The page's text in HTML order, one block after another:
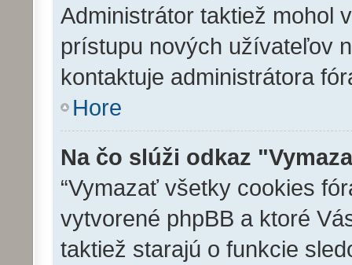
Administrátor taktiež mohol
prístupu nových užívateľov
kontaktuje administrátora
Hore
Na čo slúži odkaz
“Vymazať všetky cookies
vytvorené phpBB a ktoré
taktiež starajú o funkcie